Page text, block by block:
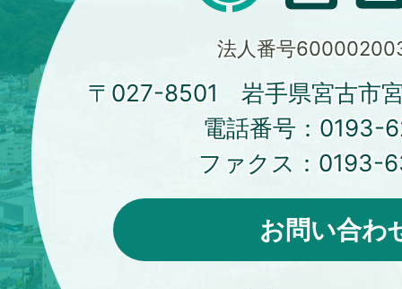
法人番号
〒027-8501 岩手県宮古市
電話番号： 0193-
ファクス： 0193-
お問い合わ